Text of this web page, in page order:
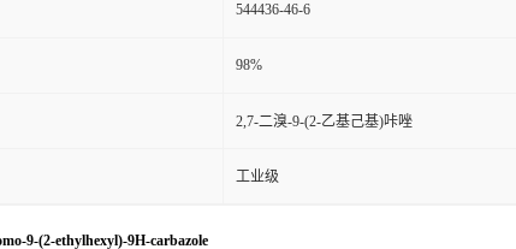
544436-46-6
98%
2,7-二溴-9-(2-乙基己基)咔唑
工业级
9-(2-ethylhexyl)-9H-carbazole